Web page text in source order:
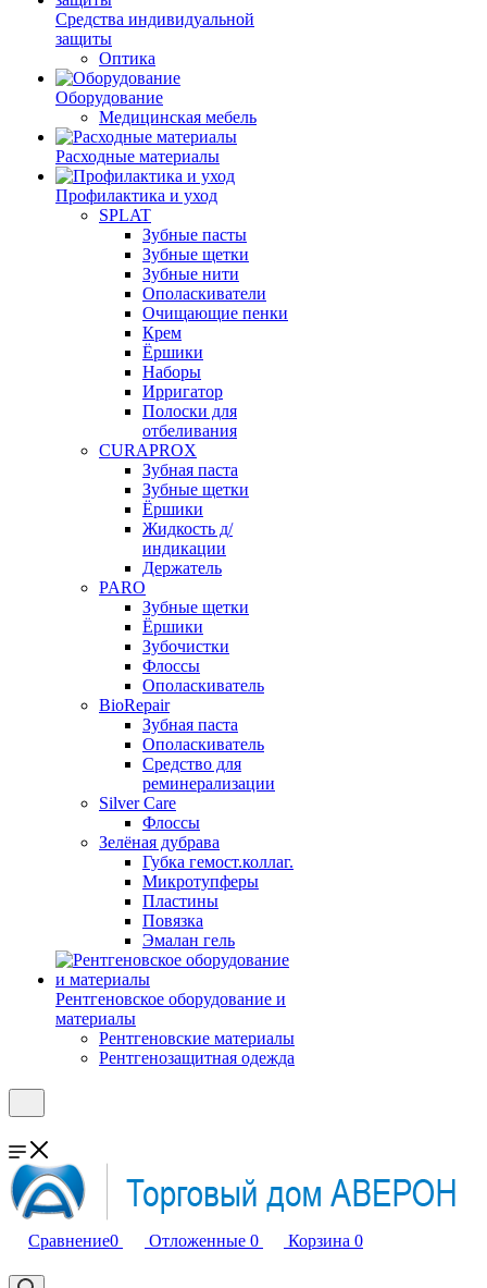
Средства индивидуальной
защиты
Оптика
Оборудование
Медицинская мебель
Расходные материалы
Профилактика и уход
SPLAT
Зубные пасты
Зубные щетки
Зубные нити
Ополаскиватели
Очищающие пенки
Крем
Ёршики
Наборы
Ирригатор
Полоски для
отбеливания
CURAPROX
Зубная паста
Зубные щетки
Ёршики
Жидкость д/
индикации
Держатель
PARO
Зубные щетки
Ёршики
Зубочистки
Флоссы
Ополаскиватель
BioRepair
Зубная паста
Ополаскиватель
Средство для
реминерализации
Silver Care
Флоссы
Зелёная дубрава
Губка гемост.коллаг.
Микротупферы
Пластины
Повязка
Эмалан гель
Рентгеновское оборудование и
материалы
Рентгеновские материалы
Рентгенозащитная одежда
Сравнение0 Отложенные 0 Корзина 0